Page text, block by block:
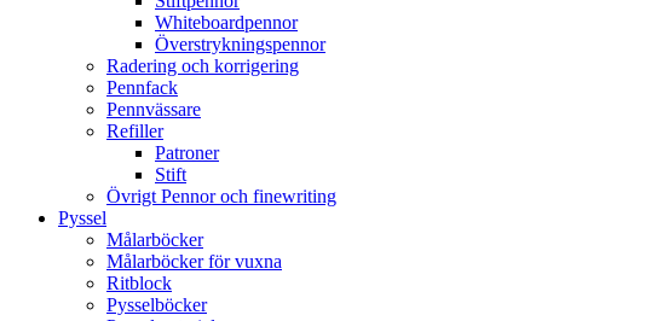
Whiteboardpennor
Överstrykningspennor
Radering och korrigering
Pennfack
Pennvässare
Refiller
Patroner
Stift
Övrigt Pennor och finewriting
Pyssel
Målarböcker
Målarböcker för vuxna
Ritblock
Pysselböcker